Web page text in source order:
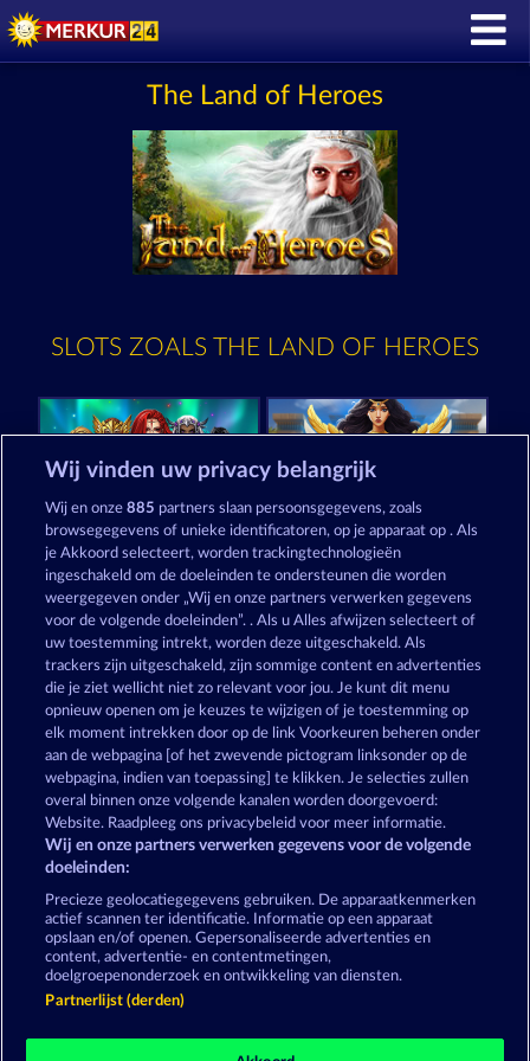
The Land of Heroes
SLOTS ZOALS THE LAND OF HEROES
Valkyries - The Nibelung Legends Gates Of Ishtar
Dragonheart The Nibelung Legends
Algemene voorwaarden Privacyverklaring
Colofon Bedrijf FAQ Facebook
Terugbetalingsverzoek indienen
Sociale casino games zijn enkel bedoeld voor
Wij vinden uw privacy belangrijk
Wij en onze885 partners slaan persoonsgegevens, zoals
browsegegevens of unieke identificatoren, op je apparaat op . Als
je Akkoord selecteert, worden trackingtechnologieën
ingeschakeld om de doeleinden te ondersteunen die worden
weergegeven onder „Wij en onze partners verwerken gegevens
voor de volgende doeleinden”. . Als u Alles afwijzen selecteert of
uw toestemming intrekt, worden deze uitgeschakeld. Als
trackers zijn uitgeschakeld, zijn sommige content en advertenties
die je ziet wellicht niet zo relevant voor jou. Je kunt dit menu
opnieuw openen om je keuzes te wijzigen of je toestemming op
elk moment intrekken door op de link Voorkeuren beheren onder
aan de webpagina [of het zwevende pictogram linksonder op de
webpagina, indien van toepassing] te klikken. Je selecties zullen
overal binnen onze volgende kanalen worden doorgevoerd:
Website. Raadpleeg ons privacybeleid voor meer informatie.
Wij en onze partners verwerken gegevens voor de volgende
doeleinden:
Precieze geolocatiegegevens gebruiken. De apparaatkenmerken
actief scannen ter identificatie. Informatie op een apparaat
opslaan en/of openen. Gepersonaliseerde advertenties en
content, advertentie- en contentmetingen,
doelgroepenonderzoek en ontwikkeling van diensten.
Partnerlijst (derden)